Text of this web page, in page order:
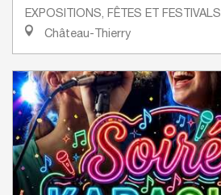
EXPOSITIONS, FÊTES ET FESTIVALS
Château-Thierry